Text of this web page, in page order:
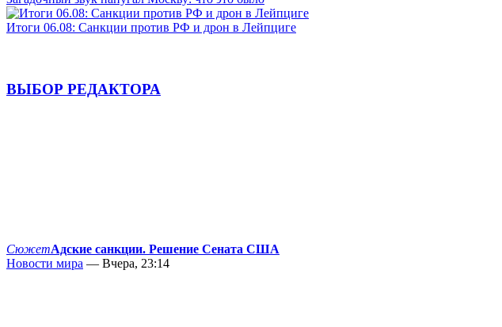
Итоги 06.08: Санкции против РФ и дрон в Лейпциге
ВЫБОР РЕДАКТОРА
СюжетАдские санкции. Решение Сената США
Новости мира — Вчера, 23:14